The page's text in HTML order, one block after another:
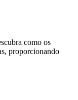
como os
proporcionando